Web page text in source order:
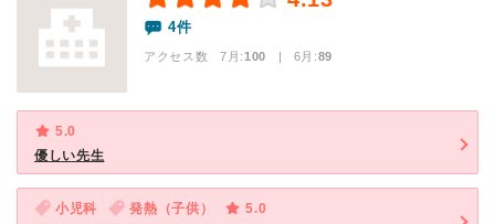
4件
アクセス数 7月:100 | 6月:89
5.0
優しい先生
小児科 発熱（子供）
5.0